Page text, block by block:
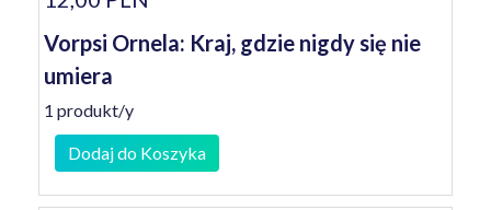
Vorpsi Ornela: Kraj, gdzie nigdy się nie
umiera
1 produkt/y
Dodaj do Koszyka